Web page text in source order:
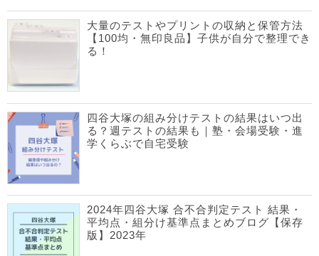
大量のテストやプリントの収納と保管方法
【100均・無印良品】子供が自分で整理でき
る！
四谷大塚の組み分けテストの結果はいつ出
る？週テストの結果も｜塾・会場受験・進
学くらぶで自宅受験
2024年四谷大塚 合不合判定テスト 結果・
平均点・組分け基準点まとめブログ【保存
版】2023年